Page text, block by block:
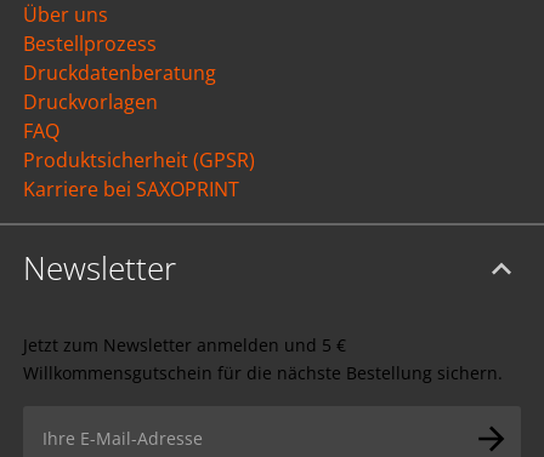
Über uns
Bestellprozess
Druckdatenberatung
Druckvorlagen
FAQ
Produktsicherheit (GPSR)
Karriere bei SAXOPRINT
Newsletter
Jetzt zum Newsletter anmelden und 5 €
Willkommensgutschein für die nächste Bestellung sichern.